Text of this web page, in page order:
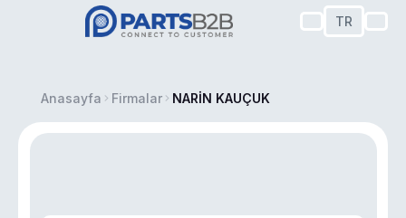
TR
Anasayfa Firmalar NARİN KAUÇUK